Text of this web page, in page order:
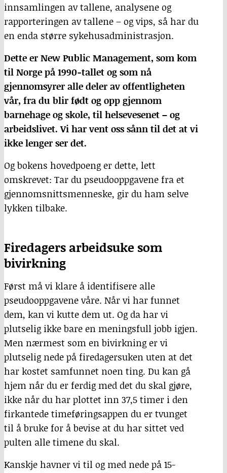
innsamlingen av tallene, analysene og
rapporteringen av tallene – og vips, så har du
en enda større sykehusadministrasjon.
Dette er New Public Management, som kom
til Norge på 1990-tallet og som nå
gjennomsyrer alle deler av offentligheten
vår, fra du blir født og opp gjennom
barnehage og skole, til helsevesenet – og
arbeidslivet. Vi har vent oss sånn til det at vi
ikke lenger ser det.
Og bokens hovedpoeng er dette, lett
omskrevet: Tar du pseudooppgavene fra et
gjennomsnittsmenneske, gir du ham selve
lykken tilbake.
Firedagers arbeidsuke som
bivirkning
Først må vi klare å identifisere alle
pseudooppgavene våre. Når vi har funnet
dem, kan vi kutte dem ut. Og da har vi
plutselig ikke bare en meningsfull jobb igjen.
Men nærmest som en bivirkning er vi
plutselig nede på firedagersuken uten at det
har kostet samfunnet noen ting. Du kan gå
hjem når du er ferdig med det du skal gjøre,
ikke når du har plottet inn 37,5 timer i den
firkantede timeføringsappen du er tvunget
til å bruke for å bevise at du har sittet ved
pulten alle timene du skal.
Kanskje havner vi til og med nede på 15-